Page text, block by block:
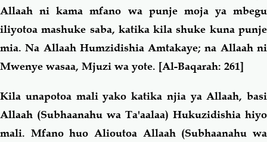
Mapishi
Allaah ni kama mfano wa punje moja ya mbegu
iliyotoa mashuke saba, katika kila shuke kuna punje
mia. Na Allaah Humzidishia Amtakaye; na Allaah ni
Mwenye wasaa, Mjuzi wa yote. [Al-Baqarah: 261]
Kila unapotoa mali yako katika njia ya Allaah, basi
Allaah (Subhaanahu wa Ta'aalaa) Hukuzidishia hiyo
mali. Mfano huo Alioutoa Allaah (Subhaanahu wa